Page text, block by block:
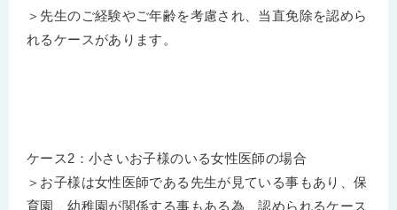
＞先生のご経験やご年齢を考慮され、当直免除を認めら
れるケースがあります。
ケース2：小さいお子様のいる女性医師の場合
＞お子様は女性医師である先生が見ている事もあり、保
育園、幼稚園が関係する事もある為、認められるケース